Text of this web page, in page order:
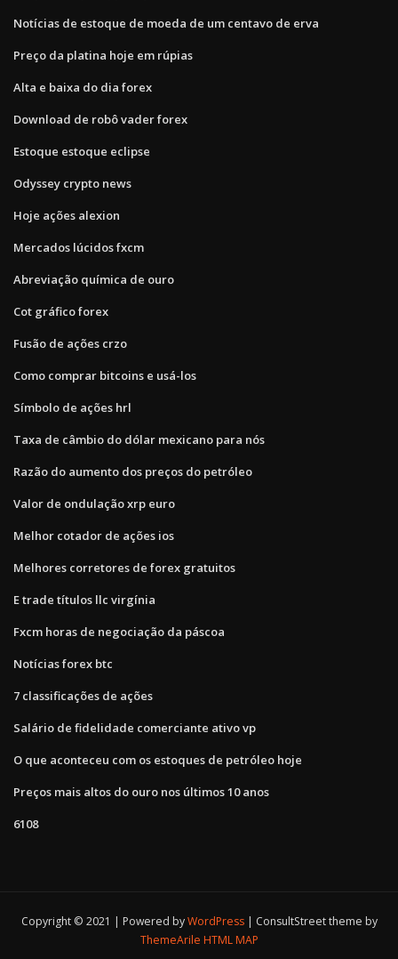
Notícias de estoque de moeda de um centavo de erva
Preço da platina hoje em rúpias
Alta e baixa do dia forex
Download de robô vader forex
Estoque estoque eclipse
Odyssey crypto news
Hoje ações alexion
Mercados lúcidos fxcm
Abreviação química de ouro
Cot gráfico forex
Fusão de ações crzo
Como comprar bitcoins e usá-los
Símbolo de ações hrl
Taxa de câmbio do dólar mexicano para nós
Razão do aumento dos preços do petróleo
Valor de ondulação xrp euro
Melhor cotador de ações ios
Melhores corretores de forex gratuitos
E trade títulos llc virgínia
Fxcm horas de negociação da páscoa
Notícias forex btc
7 classificações de ações
Salário de fidelidade comerciante ativo vp
O que aconteceu com os estoques de petróleo hoje
Preços mais altos do ouro nos últimos 10 anos
6108
Copyright © 2021 | Powered byWordPress
ConsultStreet theme by
ThemeArile HTML MAP